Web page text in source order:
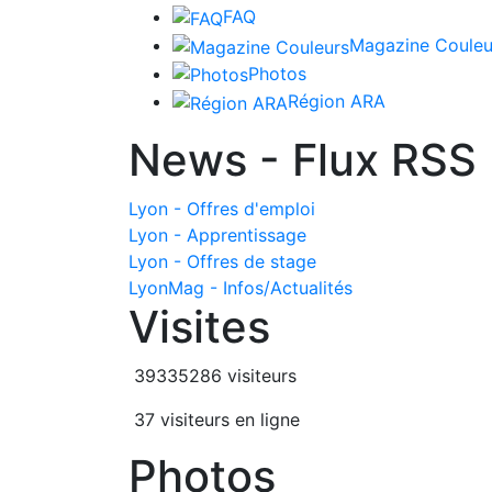
FAQ
Magazine
Photos
Région ARA
News - Flux RSS
Lyon - Offres d'emploi
Lyon - Apprentissage
Lyon - Offres de stage
LyonMag - Infos/Actualités
Visites
39335286 visiteurs
37 visiteurs en ligne
Photos